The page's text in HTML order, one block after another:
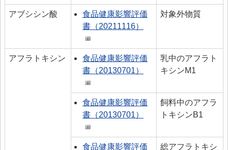
アブシシン酸
食品健康影響評価
書（20211116）
対象外物質
アフラトキシン
食品健康影響評価
書（20130701）
乳中のアフラト
キシンM1
食品健康影響評価
書（20130701）
飼料中のアフラ
トキシンB1
食品健康影響評価
総アフラトキシ